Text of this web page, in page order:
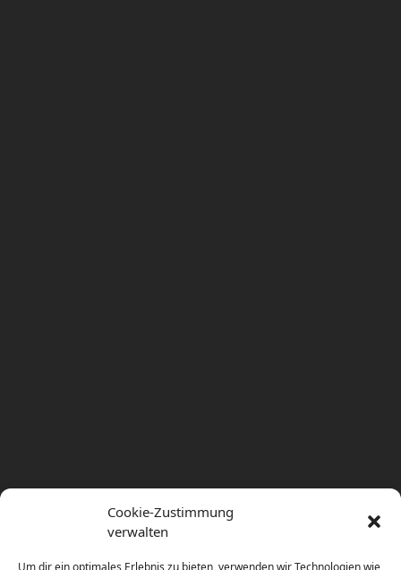
Cookie-Zustimmung
verwalten
Um dir ein optimales Erlebnis zu bieten, verwenden wir Technologien wie